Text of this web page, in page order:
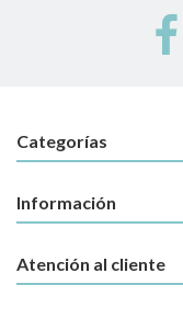
Categorías
Información
Atención al cliente